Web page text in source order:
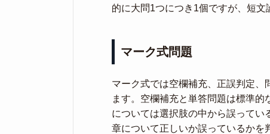
的に大問1つにつき1個ですが、短文
マーク式問題
マーク式では空欄補充、正誤判定
ます。空欄補充と単答問題は標準
については選択肢の中から誤って
章について正しいか誤っているかを